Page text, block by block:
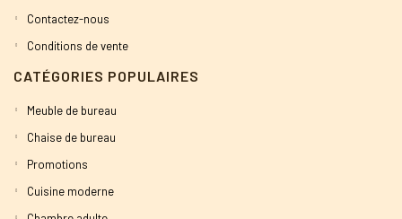
Contactez-nous
Conditions de vente
CATÉGORIES POPULAIRES
Meuble de bureau
Chaise de bureau
Promotions
Cuisine moderne